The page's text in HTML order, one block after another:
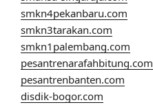
smkn4pekanbaru.com
smkn3tarakan.com
smkn1palembang.com
pesantrenarafahbitung.com
pesantrenbanten.com
disdik-bogor.com